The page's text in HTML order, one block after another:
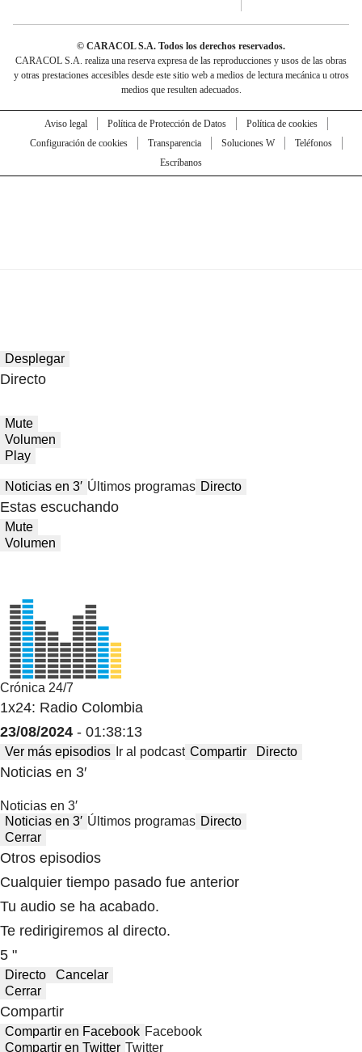
© CARACOL S.A. Todos los derechos reservados.
CARACOL S.A. realiza una reserva expresa de las reproducciones y usos de las obras
y otras prestaciones accesibles desde este sitio web a medios de lectura mecánica u otros
medios que resulten adecuados.
Aviso legal Política de Protección de Datos
Política de cookies
Configuración de cookies
Transparencia Soluciones W
Teléfonos
Escríbanos
Desplegar
Directo
Mute
Volumen
Play
Noticias en 3′ Últimos programas Directo
Estas escuchando
Mute
Volumen
Crónica 24/7
1x24: Radio Colombia
23/08/2024 - 01:38:13
Ver más episodios Ir al podcast Compartir Directo
Noticias en 3′
Noticias en 3′
Noticias en 3′ Últimos programas Directo
Cerrar
Otros episodios
Cualquier tiempo pasado fue anterior
Tu audio se ha acabado.
Te redirigiremos al directo.
5 "
Directo
Cancelar
Cerrar
Compartir
Compartir en Facebook Facebook
Compartir en Twitter Twitter